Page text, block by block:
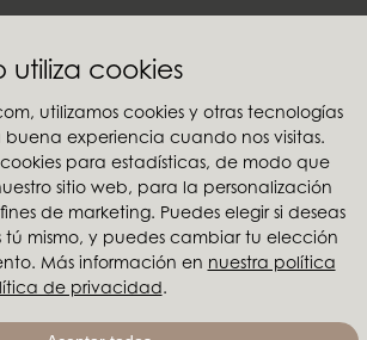
utiliza cookies
utilizamos cookies y otras tecnologías
experiencia cuando nos visitas.
cookies para estadísticas, de modo que
sitio web, para la personalización
de marketing. Puedes elegir si deseas
tú mismo, y puedes cambiar tu elección
Más información en nuestra política
de privacidad.
redes sociales